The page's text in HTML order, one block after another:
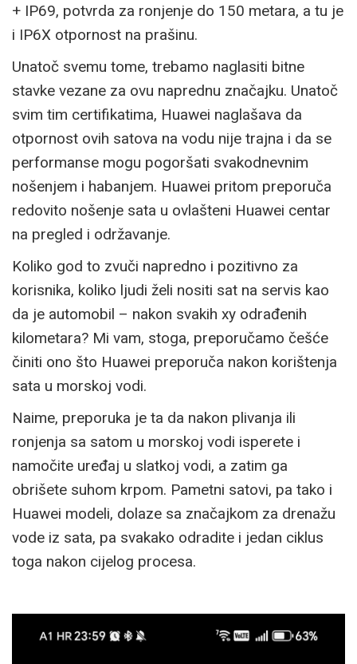
+ IP69, potvrda za ronjenje do 150 metara, a tu je
i IP6X otpornost na prašinu.
Unatoč svemu tome, trebamo naglasiti bitne
stavke vezane za ovu naprednu značajku. Unatoč
svim tim certifikatima, Huawei naglašava da
otpornost ovih satova na vodu nije trajna i da se
performanse mogu pogoršati svakodnevnim
nošenjem i habanjem. Huawei pritom preporuča
redovito nošenje sata u ovlašteni Huawei centar
na pregled i održavanje.
Koliko god to zvuči napredno i pozitivno za
korisnika, koliko ljudi želi nositi sat na servis kao
da je automobil – nakon svakih xy odrađenih
kilometara? Mi vam, stoga, preporučamo češće
činiti ono što Huawei preporuča nakon korištenja
sata u morskoj vodi.
Naime, preporuka je ta da nakon plivanja ili
ronjenja sa satom u morskoj vodi isperete i
namočite uređaj u slatkoj vodi, a zatim ga
obrišete suhom krpom. Pametni satovi, pa tako i
Huawei modeli, dolaze sa značajkom za drenažu
vode iz sata, pa svakako odradite i jedan ciklus
toga nakon cijelog procesa.